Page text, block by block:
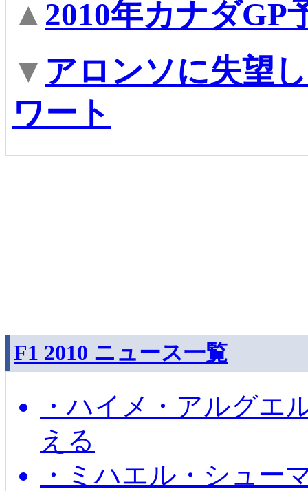
▲ 2010年カナダGP
▼ アロンソに失望
ワート
F1 2010 ニュース一覧
・ハイメ・アルグエ
える
・ミハエル・シュー